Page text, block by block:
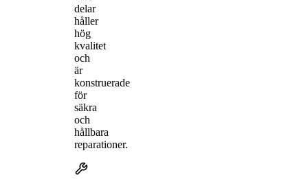
delar
håller
hög
kvalitet
och
är
konstruerade
för
säkra
och
hållbara
reparationer.